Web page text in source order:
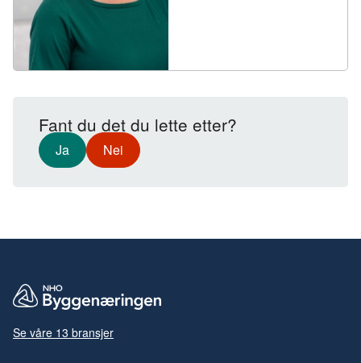
Fant du det du lette etter?
Ja Nei
Se våre 13 bransjer